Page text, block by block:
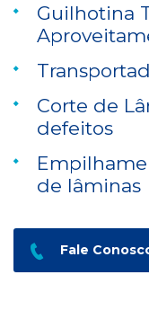
Guilhotina
Corte de
defeitos
de lâminas
Fale